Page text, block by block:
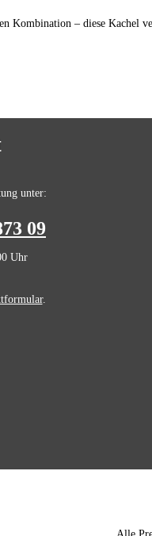
Kombination – diese
unter:
09
Uhr
.